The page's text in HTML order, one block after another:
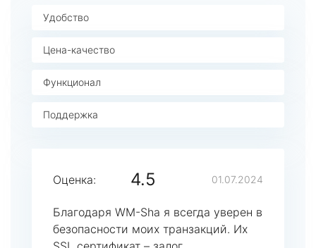
Удобство
Цена-качество
Функционал
Поддержка
Оценка: 4.5 01.07.2024
Благодаря WM-Sha я всегда уверен в
безопасности моих транзакций. Их